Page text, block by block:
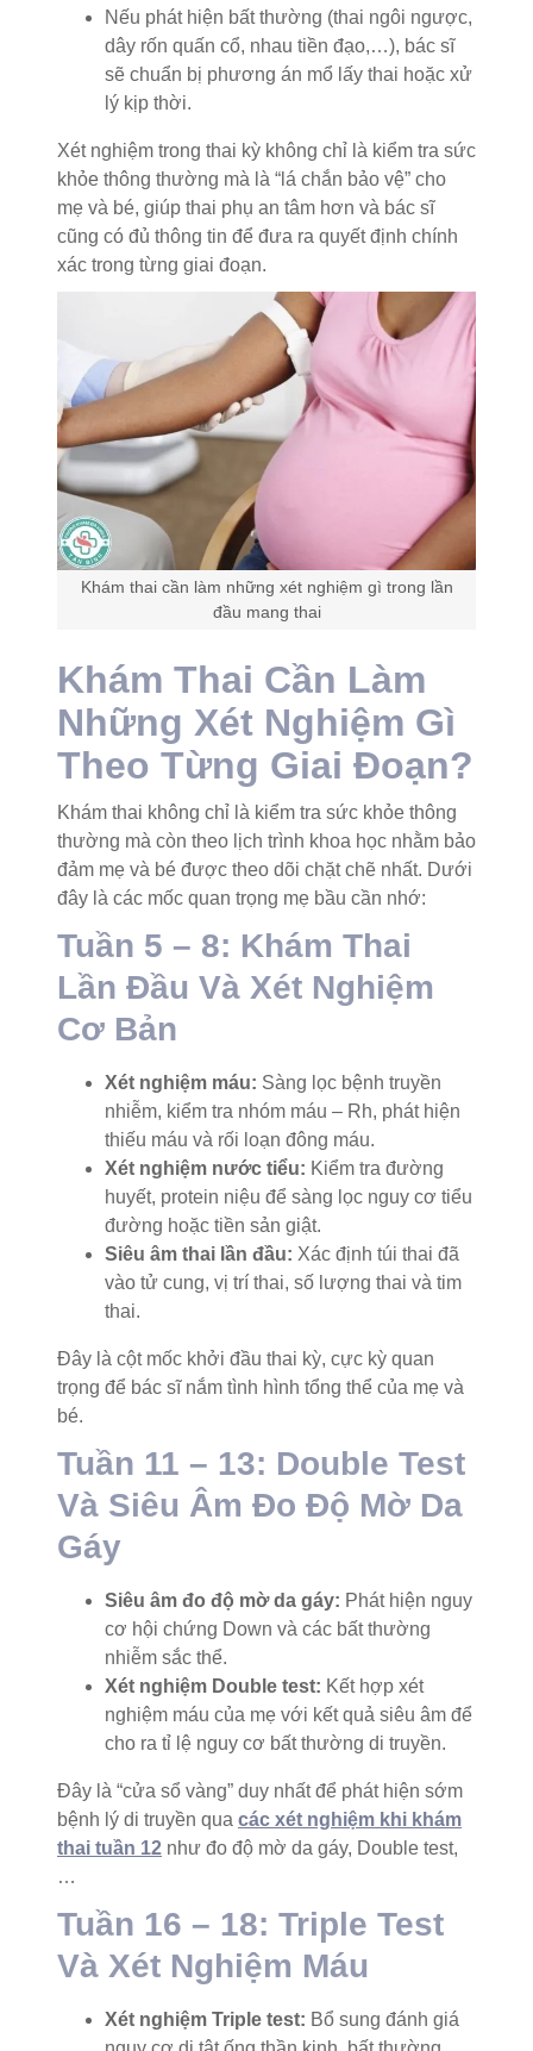
Nếu phát hiện bất thường (thai ngôi ngược,
dây rốn quấn cổ, nhau tiền đạo,…), bác sĩ
sẽ chuẩn bị phương án mổ lấy thai hoặc xử
lý kịp thời.
Xét nghiệm trong thai kỳ không chỉ là kiểm tra sức
khỏe thông thường mà là “lá chắn bảo vệ” cho
mẹ và bé, giúp thai phụ an tâm hơn và bác sĩ
cũng có đủ thông tin để đưa ra quyết định chính
xác trong từng giai đoạn.
Khám thai cần làm những xét nghiệm gì trong lần
đầu mang thai
Khám Thai Cần Làm
Những Xét Nghiệm Gì
Theo Từng Giai Đoạn?
Khám thai không chỉ là kiểm tra sức khỏe thông
thường mà còn theo lịch trình khoa học nhằm bảo
đảm mẹ và bé được theo dõi chặt chẽ nhất. Dưới
đây là các mốc quan trọng mẹ bầu cần nhớ:
Tuần 5 – 8: Khám Thai
Lần Đầu Và Xét Nghiệm
Cơ Bản
Xét nghiệm máu: Sàng lọc bệnh truyền
nhiễm, kiểm tra nhóm máu – Rh, phát hiện
thiếu máu và rối loạn đông máu.
Xét nghiệm nước tiểu: Kiểm tra đường
huyết, protein niệu để sàng lọc nguy cơ tiểu
đường hoặc tiền sản giật.
Siêu âm thai lần đầu: Xác định túi thai đã
vào tử cung, vị trí thai, số lượng thai và tim
thai.
Đây là cột mốc khởi đầu thai kỳ, cực kỳ quan
trọng để bác sĩ nắm tình hình tổng thể của mẹ và
bé.
Tuần 11 – 13: Double Test
Và Siêu Âm Đo Độ Mờ Da
Gáy
Siêu âm đo độ mờ da gáy: Phát hiện nguy
cơ hội chứng Down và các bất thường
nhiễm sắc thể.
Xét nghiệm Double test: Kết hợp xét
nghiệm máu của mẹ với kết quả siêu âm để
cho ra tỉ lệ nguy cơ bất thường di truyền.
Đây là “cửa sổ vàng” duy nhất để phát hiện sớm
bệnh lý di truyền qua các xét nghiệm khi khám
thai tuần 12 như đo độ mờ da gáy, Double test,
…
Tuần 16 – 18: Triple Test
Và Xét Nghiệm Máu
Xét nghiệm Triple test: Bổ sung đánh giá